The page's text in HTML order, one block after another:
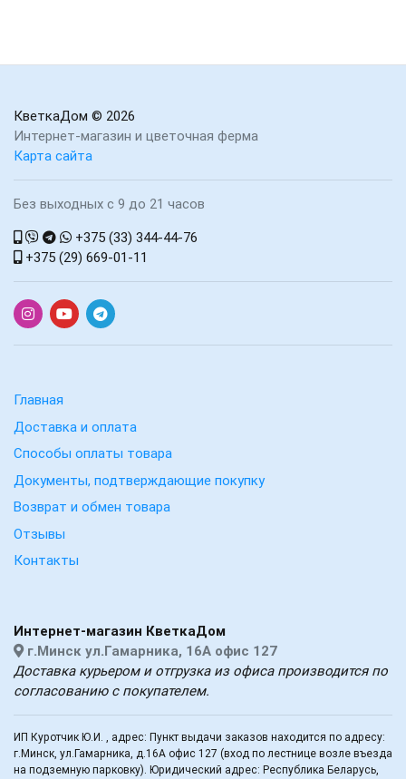
КветкаДом © 2026
Интернет-магазин и цветочная ферма
Карта сайта
Без выходных с 9 до 21 часов
+375 (33) 344-44-76
+375 (29) 669-01-11
Главная
Доставка и оплата
Способы оплаты товара
Документы, подтверждающие покупку
Возврат и обмен товара
Отзывы
Контакты
Интернет-магазин КветкаДом
г.Минск ул.Гамарника, 16А офис 127
Доставка курьером и отгрузка из офиса производится по
согласованию с покупателем.
ИП Куротчик Ю.И. , адрес: Пункт выдачи заказов находится по адресу:
г.Минск, ул.Гамарника, д.16А офис 127 (вход по лестнице возле въезда
на подземную парковку). Юридический адрес: Республика Беларусь,